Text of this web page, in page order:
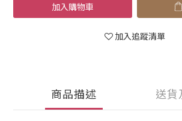
加入購物車
加入追蹤清單
商品描述 送貨